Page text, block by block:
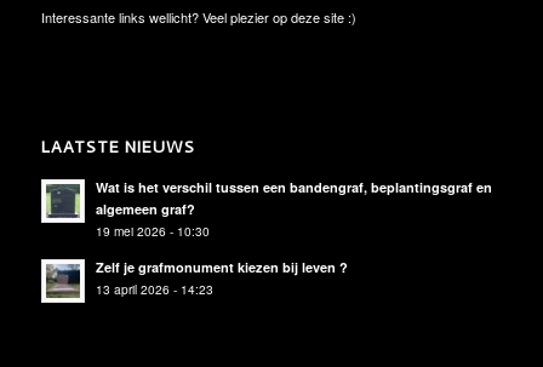
Interessante links wellicht? Veel plezier op deze site :)
LAATSTE NIEUWS
Wat is het verschil tussen een bandengraf, beplantingsgraf en
algemeen graf?
19 mei 2026 - 10:30
Zelf je grafmonument kiezen bij leven ?
13 april 2026 - 14:23